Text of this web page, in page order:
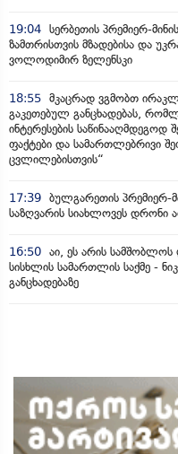
19:04 სერბეთის პრემიერ-
ზამთრისთვის მზადებისა და
ვოლოდიმირ ზელენსკი
18:55 მკაცრად ვგმობთ
გაკეთებულ განცხადებას,
ინტერესების
ფაქტები და სამართლებრივი
ცვლილებისთვის“
17:39 ბულგარეთის პრემიერ-
საზღვარის სიახლოვეს დრონი
16:50 აი, ეს არის სამშობლოს
სისხლის სამართლის საქმე -
განცხადებაზე